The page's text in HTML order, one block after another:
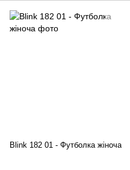
Blink 182 01 - Футболка жіноча